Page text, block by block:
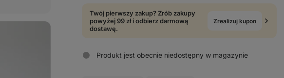
Twój pierwszy zakup? Zrób zakupy
powyżej 99 zł i odbierz darmową
dostawę.
Zrealizuj kupon
Produkt jest obecnie niedostępny w magazynie